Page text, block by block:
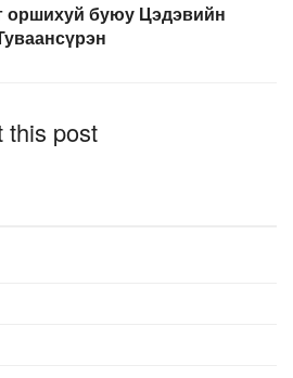
оршихуй буюу Цэдэвийн
this post